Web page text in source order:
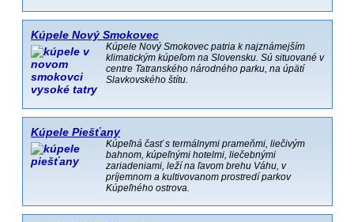
Kúpele Nový Smokovec
Kúpele Nový Smokovec patria k najznámejším
klimatickým kúpeľom na Slovensku. Sú situované v
centre Tatranského národného parku, na úpätí
Slavkovského štítu.
Kúpele Piešťany
Kúpeľná časť s termálnymi prameňmi, liečivým
bahnom, kúpeľnými hotelmi, liečebnými
zariadeniami, leží na ľavom brehu Váhu, v
príjemnom a kultivovanom prostredí parkov
Kúpeľného ostrova.